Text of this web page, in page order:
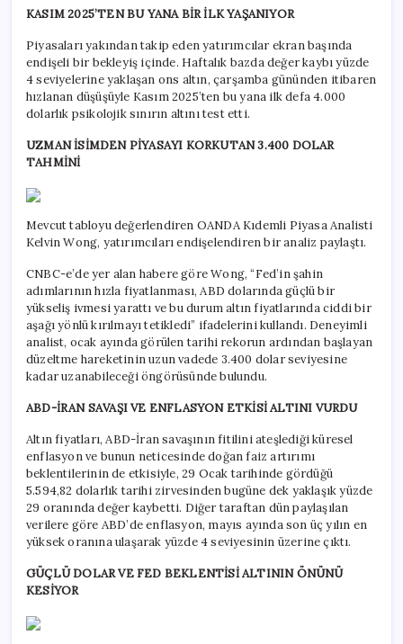
KASIM 2025’TEN BU YANA BİR İLK YAŞANIYOR
Piyasaları yakından takip eden yatırımcılar ekran başında
endişeli bir bekleyiş içinde. Haftalık bazda değer kaybı yüzde
4 seviyelerine yaklaşan ons altın, çarşamba gününden itibaren
hızlanan düşüşüyle Kasım 2025’ten bu yana ilk defa 4.000
dolarlık psikolojik sınırın altını test etti.
UZMAN İSİMDEN PİYASAYI KORKUTAN 3.400 DOLAR
TAHMİNİ
Mevcut tabloyu değerlendiren OANDA Kıdemli Piyasa Analisti
Kelvin Wong, yatırımcıları endişelendiren bir analiz paylaştı.
CNBC-e’de yer alan habere göre Wong, “Fed’in şahin
adımlarının hızla fiyatlanması, ABD dolarında güçlü bir
yükseliş ivmesi yarattı ve bu durum altın fiyatlarında ciddi bir
aşağı yönlü kırılmayı tetikledi” ifadelerini kullandı. Deneyimli
analist, ocak ayında görülen tarihi rekorun ardından başlayan
düzeltme hareketinin uzun vadede 3.400 dolar seviyesine
kadar uzanabileceği öngörüsünde bulundu.
ABD-İRAN SAVAŞI VE ENFLASYON ETKİSİ ALTINI VURDU
Altın fiyatları, ABD-İran savaşının fitilini ateşlediği küresel
enflasyon ve bunun neticesinde doğan faiz artırımı
beklentilerinin de etkisiyle, 29 Ocak tarihinde gördüğü
5.594,82 dolarlık tarihi zirvesinden bugüne dek yaklaşık yüzde
29 oranında değer kaybetti. Diğer taraftan dün paylaşılan
verilere göre ABD’de enflasyon, mayıs ayında son üç yılın en
yüksek oranına ulaşarak yüzde 4 seviyesinin üzerine çıktı.
GÜÇLÜ DOLAR VE FED BEKLENTİSİ ALTININ ÖNÜNÜ
KESİYOR